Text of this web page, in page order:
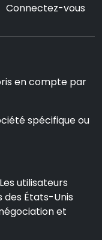
Connectez-vous
en compte par
spécifique ou
utilisateurs
des États-Unis
et